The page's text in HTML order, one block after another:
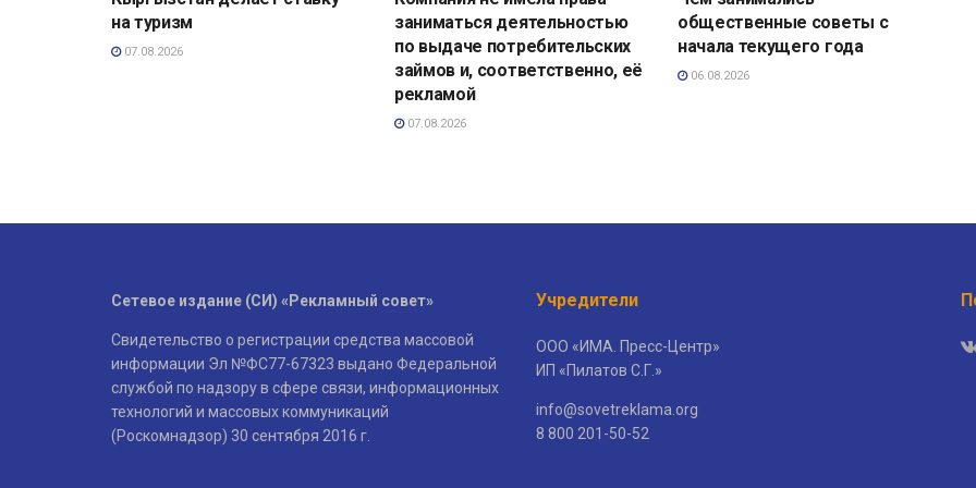
на туризм
07.08.2026
заниматься деятельностью
по выдаче потребительских
займов и, соответственно, её
рекламой
07.08.2026
общественные советы с
начала текущего года
06.08.2026
Сетевое издание (СИ) «Рекламный совет»
Свидетельство о регистрации средства массовой
информации Эл №ФС77-67323 выдано Федеральной
службой по надзору в сфере связи, информационных
технологий и массовых коммуникаций
(Роскомнадзор) 30 сентября 2016 г.
Учредители
ООО «ИМА. Пресс-Центр»
ИП «Пилатов С.Г.»
info@sovetreklama.org
8 800 201-50-52